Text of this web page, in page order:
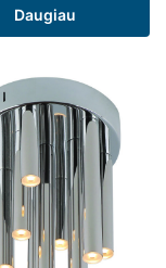
Daugiau